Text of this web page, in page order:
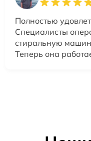
Полностью
Специалисты
стиральную
Теперь она